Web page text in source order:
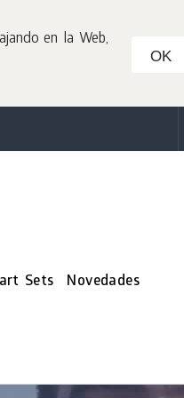
en la Web,
OK
Sets Novedades